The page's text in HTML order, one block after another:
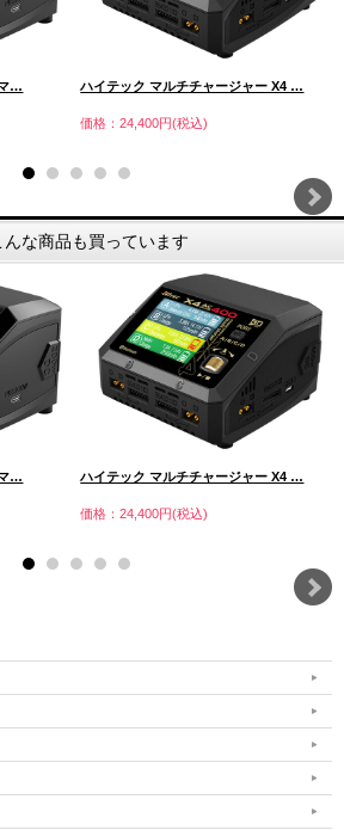
… ハイテック マルチチャージャー X4 …
価格：24,400円(税込)
な商品も買っています
… ハイテック マルチチャージャー X4 …
価格：24,400円(税込)